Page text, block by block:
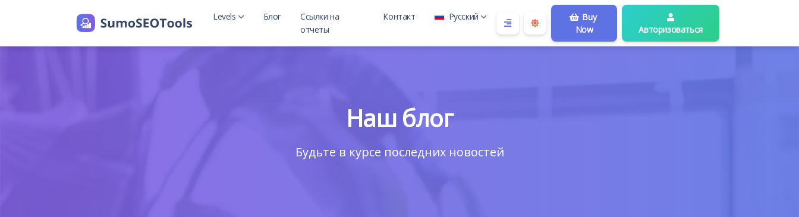
Levels Блог
Ссылки на
отчеты
Контакт Русский
Buy
Now
Авторизоваться
Наш блог
Будьте в курсе последних новостей